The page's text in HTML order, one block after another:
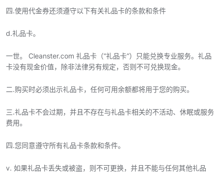
四.使用代金券还须遵守以下有关礼品卡的条款和条件
d.礼品卡。
一世。 Cleanster.com 礼品卡（“礼品卡”）只能兑换专业服务。礼品
卡没有现金价值，除非法律另有规定，否则不可兑换现金。
二.购买时必须出示礼品卡，任何可用余额都将用于您的购买。
三.礼品卡不会过期，并且不存在与礼品卡相关的不活动、休眠或服务
费用。
四.您同意遵守所有礼品卡条款和条件。
v. 如果礼品卡丢失或被盗，则不可更换，并且不能与任何其他礼品